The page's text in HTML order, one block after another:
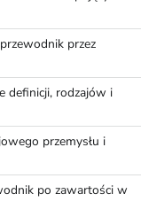
przez
definicji, rodzajów i
przemysłu i
po zawartości w